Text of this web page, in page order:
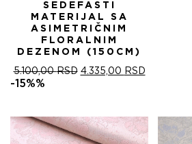
SEDEFASTI
MATERIJAL SA
ASIMETRIČNIM
FLORALNIM
DEZENOM (150CM)
5.100,00RSD ОРИГИНАЛНА
5.100,00 RSD.
4.335,00 RSDТРЕНУТНА
-15%%